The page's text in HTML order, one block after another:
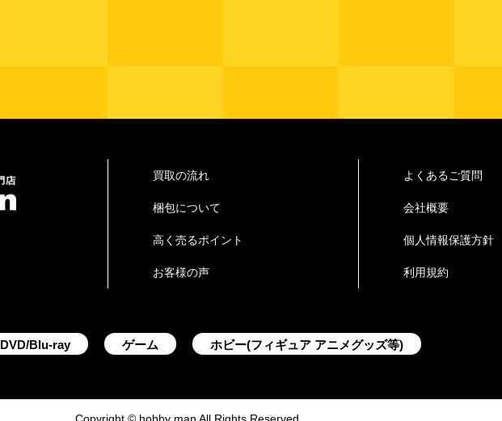
買取の流れ
梱包について
高く売るポイント
お客様の声
よくあるご質問
会社概要
個人情報保護方針
利用規約
DVD/Blu-ray ゲーム ホビー(フィギュア アニメグッズ等)